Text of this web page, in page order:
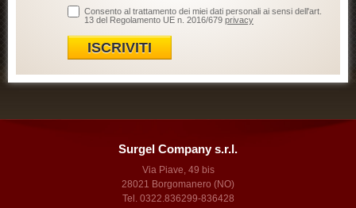
Consento al trattamento dei miei dati personali ai sensi dell'art.
13 del Regolamento UE n. 2016/679 privacy
ISCRIVITI
Surgel Company s.r.l.
Via Piave, 49 bis
28021 Borgomanero (NO)
Tel. 0322.836299-836428